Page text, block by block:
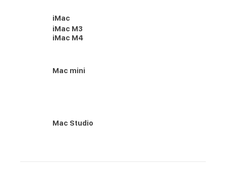
iMac
iMac M3
iMac M4
Mac mini
Mac Studio